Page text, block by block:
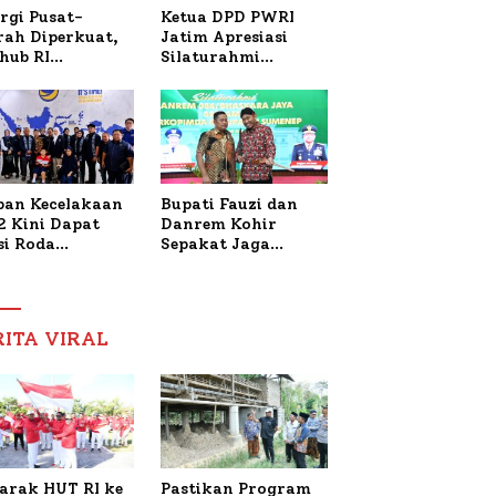
Pusat-
Diperkuat,
RI
Bahas
KM
Sentosa II
Ketua DPD PWRI
Jatim Apresiasi
Silaturahmi
dan PWRI, Sebut
Kemitraan Ideal
Polri-Pers
Kecelakaan
Kini Dapat
Roda
Nabil
Bupati Fauzi dan
Danrem Kohir
Sepakat Jaga
VIRAL
HUT RI ke
Pastikan Program